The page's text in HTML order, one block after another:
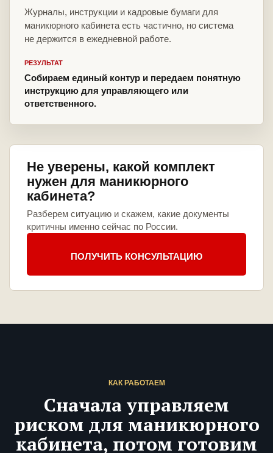
Журналы, инструкции и кадровые бумаги для
маникюрного кабинета есть частично, но система
не держится в ежедневной работе.
РЕЗУЛЬТАТ
Собираем единый контур и передаем понятную
инструкцию для управляющего или
ответственного.
Не уверены, какой комплект
нужен для маникюрного
кабинета?
Разберем ситуацию и скажем, какие документы
критичны именно сейчас по России.
ПОЛУЧИТЬ КОНСУЛЬТАЦИЮ
КАК РАБОТАЕМ
Сначала управляем
риском для маникюрного
кабинета, потом готовим